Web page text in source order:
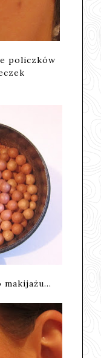
policzków